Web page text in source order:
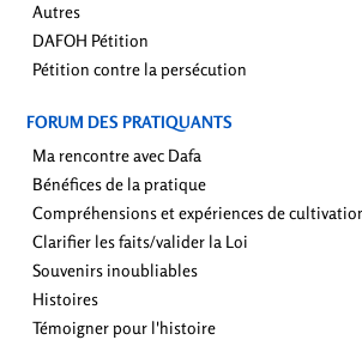
Autres
DAFOH Pétition
Pétition contre la persécution
FORUM DES PRATIQUANTS
Ma rencontre avec Dafa
Bénéfices de la pratique
Compréhensions et expériences de
Clarifier les faits/valider la Loi
Souvenirs inoubliables
Histoires
Témoigner pour l'histoire